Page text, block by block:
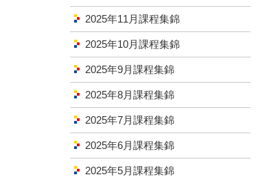
2025年11月課程集錦
2025年10月課程集錦
2025年9月課程集錦
2025年8月課程集錦
2025年7月課程集錦
2025年6月課程集錦
2025年5月課程集錦